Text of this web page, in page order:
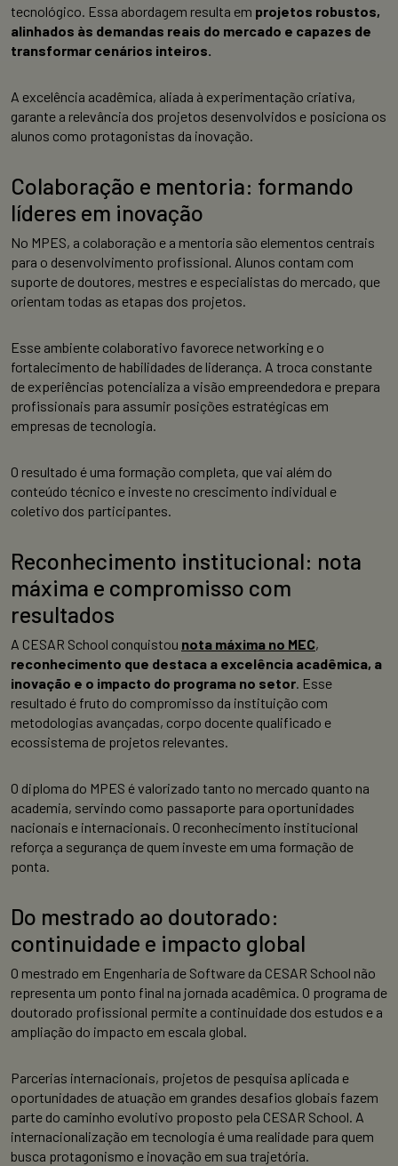
tecnológico. Essa abordagem resulta em projetos robustos,
alinhados às demandas reais do mercado e capazes de
transformar cenários inteiros.
A excelência acadêmica, aliada à experimentação criativa,
garante a relevância dos projetos desenvolvidos e posiciona os
alunos como protagonistas da inovação.
Colaboração e mentoria: formando
líderes em inovação
No MPES, a colaboração e a mentoria são elementos centrais
para o desenvolvimento profissional. Alunos contam com
suporte de doutores, mestres e especialistas do mercado, que
orientam todas as etapas dos projetos.
Esse ambiente colaborativo favorece networking e o
fortalecimento de habilidades de liderança. A troca constante
de experiências potencializa a visão empreendedora e prepara
profissionais para assumir posições estratégicas em
empresas de tecnologia.
O resultado é uma formação completa, que vai além do
conteúdo técnico e investe no crescimento individual e
coletivo dos participantes.
Reconhecimento institucional: nota
máxima e compromisso com
resultados
A CESAR School conquistou nota máxima no MEC,
reconhecimento que destaca a excelência acadêmica, a
inovação e o impacto do programa no setor . Esse
resultado é fruto do compromisso da instituição com
metodologias avançadas, corpo docente qualificado e
ecossistema de projetos relevantes.
O diploma do MPES é valorizado tanto no mercado quanto na
academia, servindo como passaporte para oportunidades
nacionais e internacionais. O reconhecimento institucional
reforça a segurança de quem investe em uma formação de
ponta.
Do mestrado ao doutorado:
continuidade e impacto global
O mestrado em Engenharia de Software da CESAR School não
representa um ponto final na jornada acadêmica. O programa de
doutorado profissional permite a continuidade dos estudos e a
ampliação do impacto em escala global.
Parcerias internacionais, projetos de pesquisa aplicada e
oportunidades de atuação em grandes desafios globais fazem
parte do caminho evolutivo proposto pela CESAR School. A
internacionalização em tecnologia é uma realidade para quem
busca protagonismo e inovação em sua trajetória.